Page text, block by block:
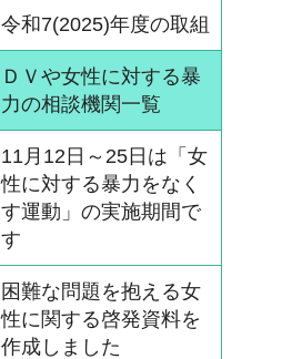
令和7(2025)年度の取組
ＤＶや女性に対する暴
力の相談機関一覧
11月12日～25日は「女
性に対する暴力をなく
す運動」の実施期間で
す
困難な問題を抱える女
性に関する啓発資料を
作成しました